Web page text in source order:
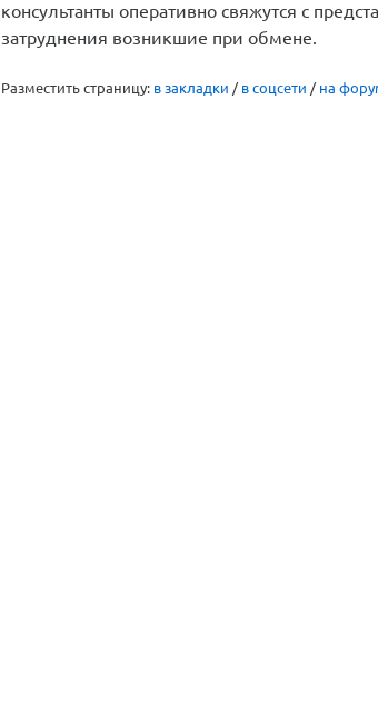
консультанты оперативно свяжутся с
затруднения возникшие при обмене.
Разместить страницу: в закладки / в соцсети / на